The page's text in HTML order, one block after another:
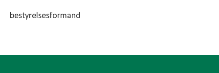
bestyrelsesformand